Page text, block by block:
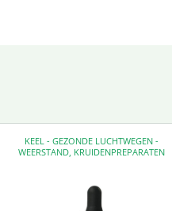
KEEL - GEZONDE LUCHTWEGEN -
WEERSTAND, KRUIDENPREPARATEN